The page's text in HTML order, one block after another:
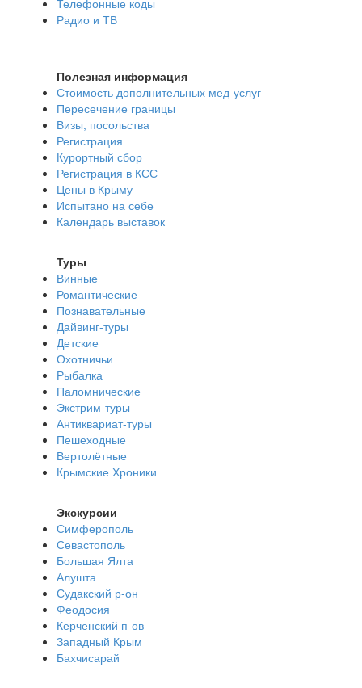
Радио и ТВ
Полезная информация
Стоимость дополнительных мед-услуг
Пересечение границы
Визы, посольства
Регистрация
Курортный сбор
Регистрация в КСС
Цены в Крыму
Испытано на себе
Календарь выставок
Туры
Винные
Романтические
Познавательные
Дайвинг-туры
Детские
Охотничьи
Рыбалка
Паломнические
Экстрим-туры
Антиквариат-туры
Пешеходные
Вертолётные
Крымские Хроники
Экскурсии
Симферополь
Севастополь
Большая Ялта
Алушта
Судакский р-он
Феодосия
Керченский п-ов
Западный Крым
Бахчисарай